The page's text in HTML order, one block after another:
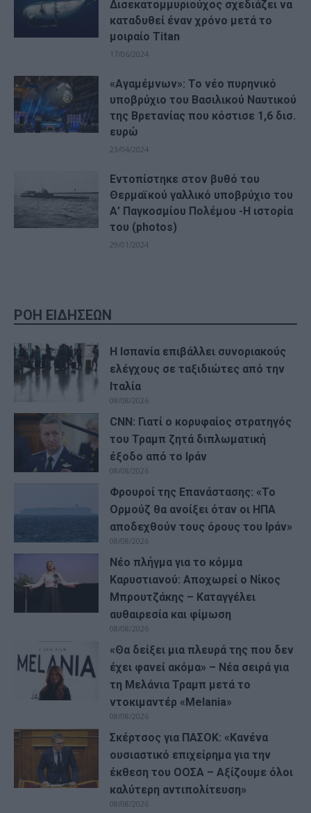
Δισεκατομμυριούχος σχεδιάζει να
καταδυθεί έναν χρόνο μετά το
μοιραίο Titan
17/06/2024
«Αγαμέμνων»: Το νέο πυρηνικό
υποβρύχιο του Βασιλικού Ναυτικού
της Βρετανίας που κόστισε 1,6 δισ.
ευρώ
23/04/2024
Εντοπίστηκε στον βυθό του
Θερμαϊκού γαλλικό υποβρύχιο του
Α’ Παγκοσμίου Πολέμου -Η ιστορία
του (photos)
29/01/2024
ΡΟΗ ΕΙΔΗΣΕΩΝ
Η Ισπανία επιβάλλει συνοριακούς
ελέγχους σε ταξιδιώτες από την
Ιταλία
08/08/2026
CNN: Γιατί ο κορυφαίος στρατηγός
του Τραμπ ζητά διπλωματική
έξοδο από το Ιράν
08/08/2026
Φρουροί της Επανάστασης: «Το
Ορμούζ θα ανοίξει όταν οι ΗΠΑ
αποδεχθούν τους όρους του Ιράν»
08/08/2026
Νέο πλήγμα για το κόμμα
Καρυστιανού: Αποχωρεί ο Νίκος
Μπρουτζάκης – Καταγγέλει
αυθαιρεσία και φίμωση
08/08/2026
«Θα δείξει μια πλευρά της που δεν
έχει φανεί ακόμα» – Νέα σειρά για
τη Μελάνια Τραμπ μετά το
ντοκιμαντέρ «Melania»
08/08/2026
Σκέρτσος για ΠΑΣΟΚ: «Κανένα
ουσιαστικό επιχείρημα για την
έκθεση του ΟΟΣΑ – Αξίζουμε όλοι
καλύτερη αντιπολίτευση»
08/08/2026